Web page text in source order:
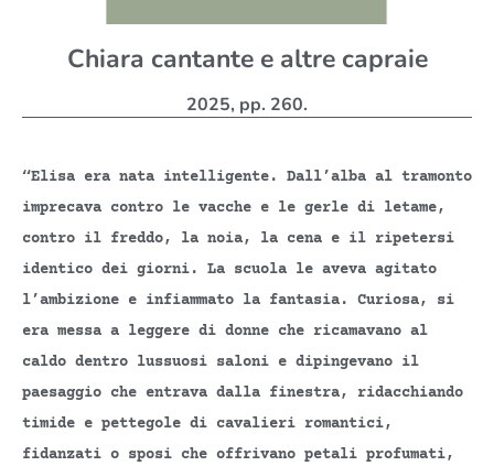
Chiara cantante e altre capraie
2025, pp. 260.
“Elisa era nata intelligente. Dall’alba al tramonto
imprecava contro le vacche e le gerle di letame,
contro il freddo, la noia, la cena e il ripetersi
identico dei giorni. La scuola le aveva agitato
l’ambizione e infiammato la fantasia. Curiosa, si
era messa a leggere di donne che ricamavano al
caldo dentro lussuosi saloni e dipingevano il
paesaggio che entrava dalla finestra, ridacchiando
timide e pettegole di cavalieri romantici,
fidanzati o sposi che offrivano petali profumati,